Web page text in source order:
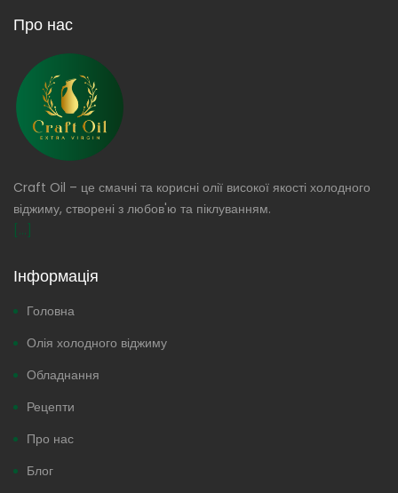
Про нас
Craft Oil – це смачні та корисні олії високої якості холодного
віджиму, створені з любов'ю та піклуванням.
[...]
Інформація
Головна
Олія холодного віджиму
Обладнання
Рецепти
Про нас
Блог